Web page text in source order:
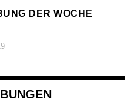
DER WOCHE (